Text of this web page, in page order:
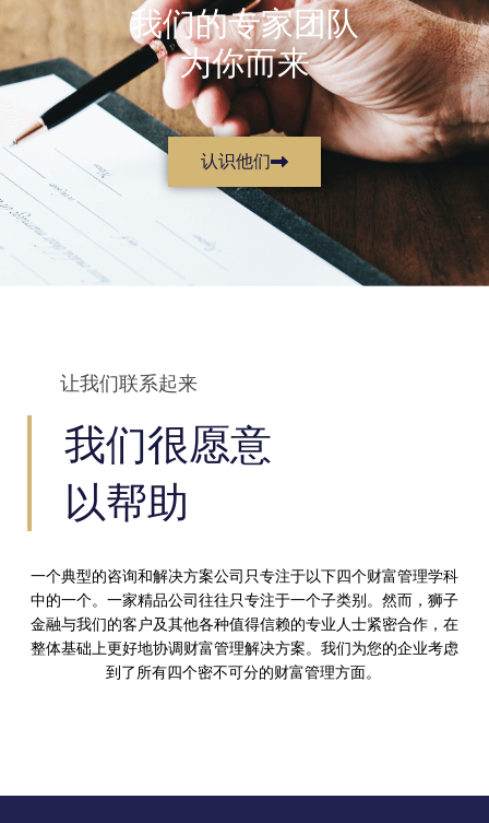
我们的专家团队
为你而来
认识他们
让我们联系起来
我们很愿意
以帮助
一个典型的咨询和解决方案公司只专注于以下四个财富管理学科
中的一个。一家精品公司往往只专注于一个子类别。然而，狮子
金融与我们的客户及其他各种值得信赖的专业人士紧密合作，在
整体基础上更好地协调财富管理解决方案。我们为您的企业考虑
到了所有四个密不可分的财富管理方面。